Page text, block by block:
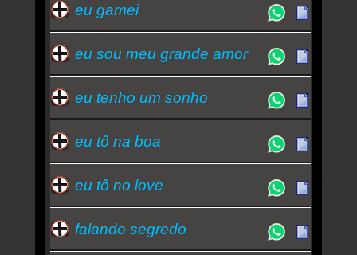
eu gamei
eu sou meu grande amor
eu tenho um sonho
eu tô na boa
eu tô no love
falando segredo